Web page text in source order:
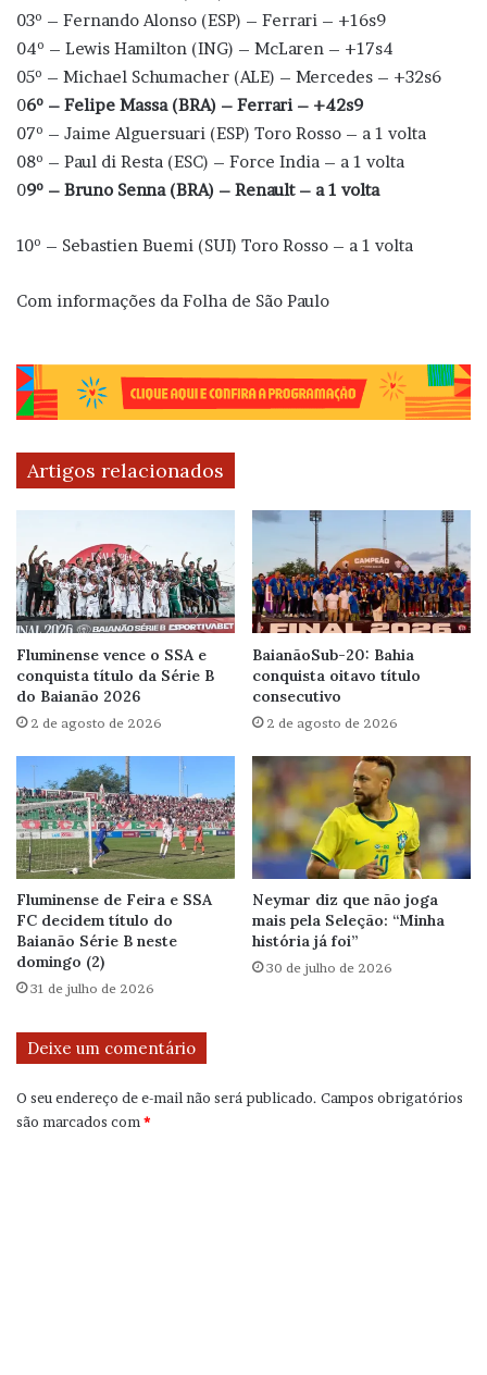
03º – Fernando Alonso (ESP) – Ferrari – +16s9
04º – Lewis Hamilton (ING) – McLaren – +17s4
05º – Michael Schumacher (ALE) – Mercedes – +32s6
06º – Felipe Massa (BRA) – Ferrari – +42s9
07º – Jaime Alguersuari (ESP) Toro Rosso – a 1 volta
08º – Paul di Resta (ESC) – Force India – a 1 volta
09º – Bruno Senna (BRA) – Renault – a 1 volta
10º – Sebastien Buemi (SUI) Toro Rosso – a 1 volta
Com informações da Folha de São Paulo
Artigos relacionados
Fluminense vence o SSA e
conquista título da Série B
do Baianão 2026
2 de agosto de 2026
BaianãoSub-20: Bahia
conquista oitavo título
consecutivo
2 de agosto de 2026
Fluminense de Feira e SSA
FC decidem título do
Baianão Série B neste
domingo (2)
31 de julho de 2026
Neymar diz que não joga
mais pela Seleção: “Minha
história já foi”
30 de julho de 2026
Deixe um comentário
O seu endereço de e-mail não será publicado. Campos obrigatórios
são marcados com*